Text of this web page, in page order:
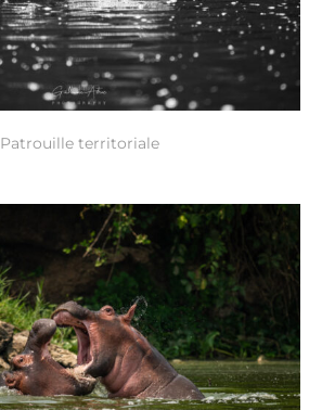
Patrouille territoriale